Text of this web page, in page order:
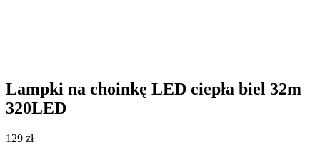
Lampki na choinkę LED ciepła biel 32m
320LED
129 zł